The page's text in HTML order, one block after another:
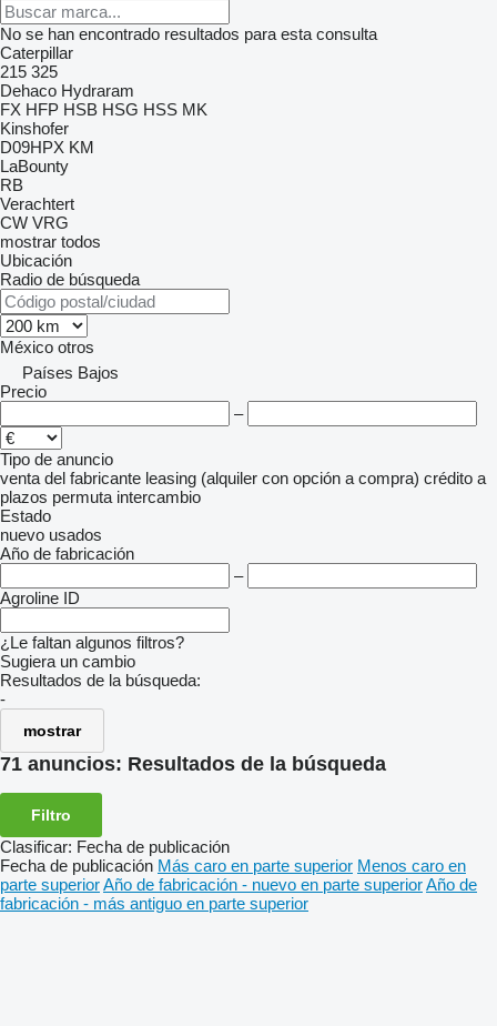
No se han encontrado resultados para esta consulta
Caterpillar
215 325
Dehaco Hydraram
FX HFP HSB HSG HSS MK
Kinshofer
D09HPX KM
LaBounty
RB
Verachtert
CW VRG
mostrar todos
Ubicación
Radio de búsqueda
México otros
Países Bajos
Precio
–
Tipo de anuncio
venta del fabricante leasing (alquiler con opción a compra) crédito a
plazos permuta intercambio
Estado
nuevo usados
Año de fabricación
–
Agroline ID
¿Le faltan algunos filtros?
Sugiera un cambio
Resultados de la búsqueda:
-
mostrar
71 anuncios: Resultados de la búsqueda
Filtro
Clasificar: Fecha de publicación
Fecha de publicación Más caro en parte superior Menos caro en
parte superiorAño de fabricación - nuevo en parte superiorAño de
fabricación - más antiguo en parte superior